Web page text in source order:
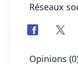
Réseaux
Opinions